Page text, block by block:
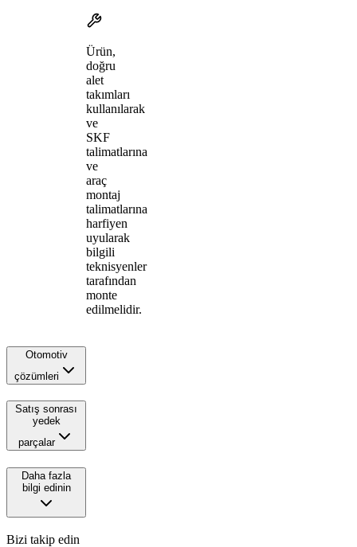
Ürün,
doğru
alet
takımları
kullanılarak
ve
SKF
talimatlarına
ve
araç
montaj
talimatlarına
harfiyen
uyularak
bilgili
teknisyenler
tarafından
monte
edilmelidir.
Otomotiv
çözümleri
Satış sonrası
yedek
parçalar
Daha fazla
bilgi edinin
Bizi takip edin